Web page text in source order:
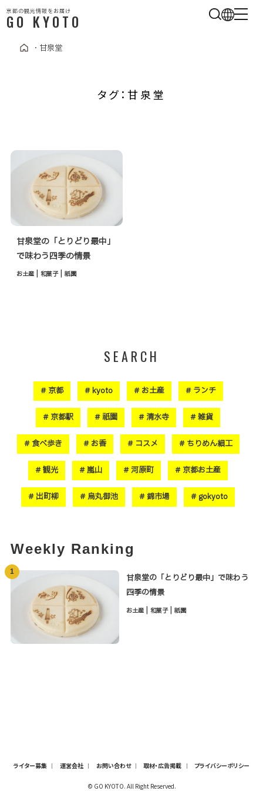
・ 甘泉堂
タグ：甘泉堂
甘泉堂の「とりどり最中」
で味わう四季の情景
お土産 | 和菓子 | 祇園
SEARCH
京都 kyoto お土産 ランチ
京都駅 祇園 清水寺 雑貨
食べ歩き お香 コスメ ちりめん細工
観光 嵐山 河原町 京都お土産
出町柳 烏丸御池 錦市場 gokyoto
Weekly Ranking
1
甘泉堂の「とりどり最中」で味わう
四季の情景
お土産 | 和菓子 | 祇園
ライター募集 運営会社 お問い合わせ 取材・広告掲載 プライバシーポリシー
© GO KYOTO. All Right Reserved.
京都の観光情報をお届け
GO KYOTO